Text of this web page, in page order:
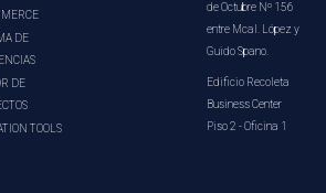
DE
DE
TOOLS
de Octubre Nº 156
entre Mcal. López y
Guido Spano.
Edificio Recoleta
Business Center
Piso 2 - Oficina 1